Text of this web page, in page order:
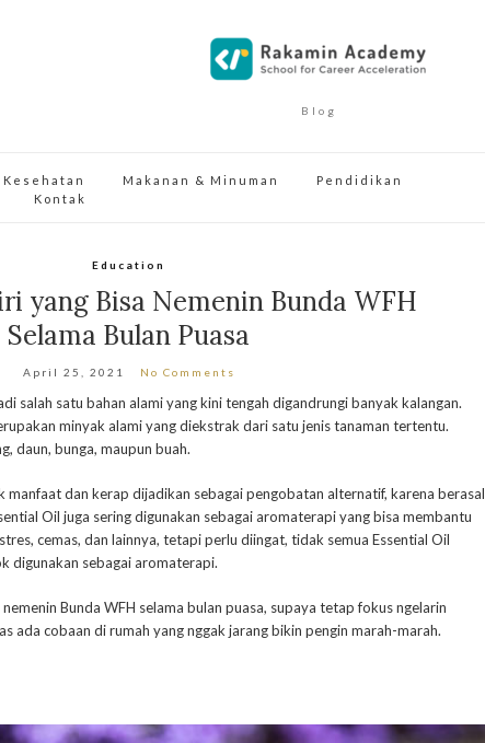
Blog
Kesehatan Makanan & Minuman
Pendidikan
Kontak
Education
yang Bisa Nemenin Bunda WFH
Selama Bulan Puasa
April 25, 2021 No Comments
salah satu bahan alami yang kini tengah digandrungi banyak kalangan.
minyak alami yang diekstrak dari satu jenis tanaman tertentu.
daun, bunga, maupun buah.
dan kerap dijadikan sebagai pengobatan alternatif, karena berasal
Oil juga sering digunakan sebagai aromaterapi yang bisa membantu
cemas, dan lainnya, tetapi perlu diingat, tidak semua Essential Oil
digunakan sebagai aromaterapi.
Bunda WFH selama bulan puasa, supaya tetap fokus ngelarin
ada cobaan di rumah yang nggak jarang bikin pengin marah-marah.